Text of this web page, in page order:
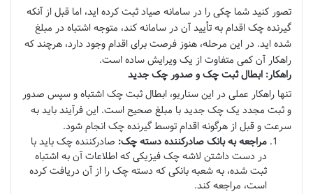
تصور کنید شما چکی را در سامانه صیاد ثبت کرده اید، اما قبل از آنکه
گیرنده چک اقدام به تأیید آن در سامانه کند، متوجه اشتباه در مبلغ
شده اید. در این مرحله، هنوز فرصت برای اقدام وجود دارد، هرچند که
راهکار آن کمی متفاوت از یک ویرایش ساده است.
راهکار: ابطال ثبت چک و صدور چک جدید
تنها راهکار عملی در این سناریو، ابطال ثبت چک اشتباه و سپس صدور
و ثبت مجدد یک چک جدید با مبلغ صحیح است. این فرآیند باید به
سرعت و قبل از هرگونه اقدام توسط گیرنده چک انجام شود.
مراجعه به بانک صادرکننده دسته چک: صادرکننده چک باید با
در دست داشتن لاشه چک فیزیکی که اطلاعات آن به اشتباه
ثبت شده، به شعبه بانکی که دسته چک را از آن دریافت کرده
است، مراجعه کند.